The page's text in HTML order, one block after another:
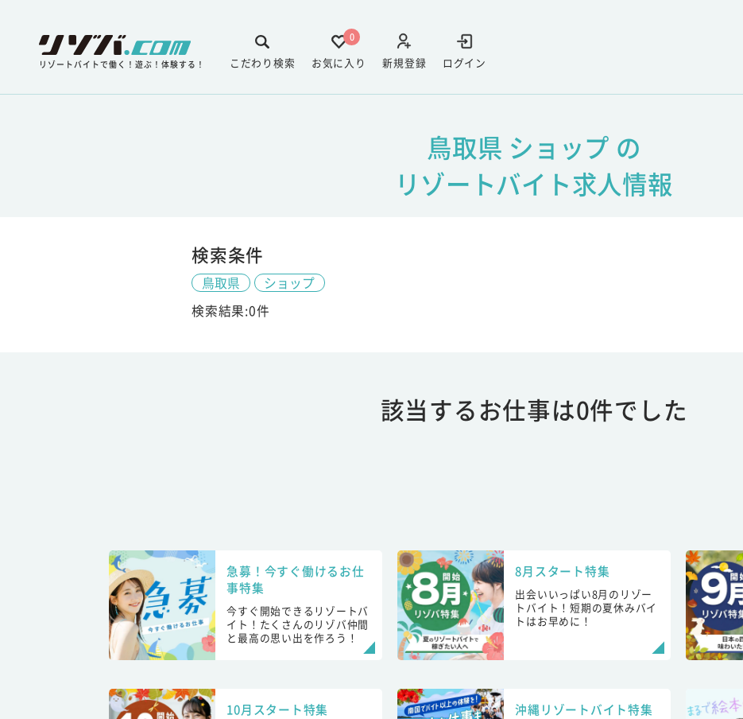
リゾートバイトで働く！遊ぶ！体験する！ ログイン
新規登録
0
お気に入り
こだわり検索
鳥取県 ショップ の
リゾートバイト求人情報
検索条件
鳥取県
ショップ
検索結果:0件
該当するお仕事は0件でした
急募！今すぐ働けるお仕
事特集
今すぐ開始できるリゾートバ
イト！たくさんのリゾバ仲間
と最高の思い出を作ろう！
8月スタート特集
出会いいっぱい8月のリゾー
トバイト！短期の夏休みバイ
トはお早めに！
10月スタート特集 沖縄リゾートバイト特集